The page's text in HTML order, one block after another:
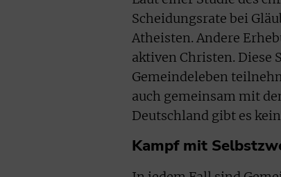
Scheidungsrate bei
Atheisten. Andere
aktiven Christen. Diese
Gemeindeleben
auch gemeinsam mit
Deutschland gibt es
Kampf mit